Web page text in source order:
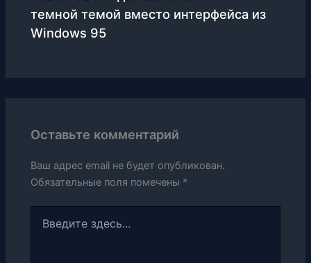
темной темой вместо интерфейса из
Windows 95
Оставьте комментарий
Ваш адрес email не будет опубликован.
Обязательные поля помечены *
здесь...